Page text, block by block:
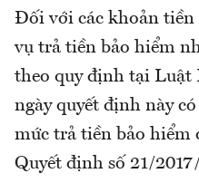
Đối với các khoản tiền
vụ trả tiền bảo hiểm
theo quy định tại Luật
ngày quyết định này
mức trả tiền bảo hiểm
Quyết định số 21/